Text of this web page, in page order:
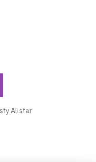
Allstar